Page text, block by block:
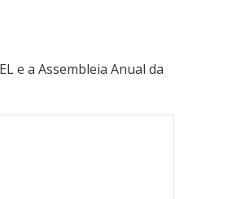
e a Assembleia Anual da